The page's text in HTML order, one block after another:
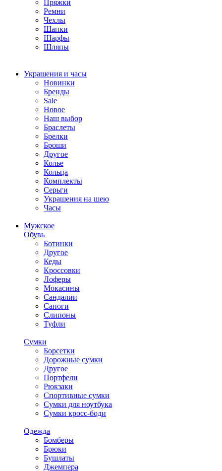
Пряжки
Ремни
Чехлы
Шапки
Шарфы
Шляпы
Украшения и часы
Новинки
Бренды
Sale
Новое
Наш выбор
Браслеты
Брелки
Броши
Другое
Колье
Кольца
Комплекты
Серьги
Украшения на шею
Часы
Мужское
Обувь
Ботинки
Другое
Кеды
Кроссовки
Лоферы
Мокасины
Сандалии
Сапоги
Слипоны
Туфли
Сумки
Борсетки
Дорожные сумки
Другое
Портфели
Рюкзаки
Спортивные сумки
Сумки для ноутбука
Сумки кросс-боди
Одежда
Бомберы
Брюки
Бушлаты
Джемпера